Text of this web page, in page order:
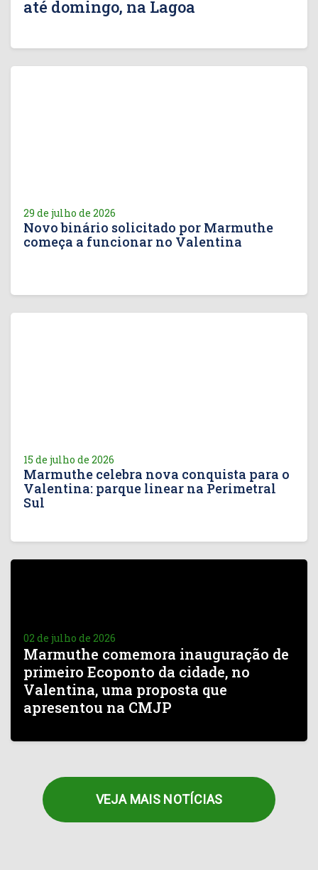
até domingo, na Lagoa
29 de julho de 2026
Novo binário solicitado por Marmuthe
começa a funcionar no Valentina
15 de julho de 2026
Marmuthe celebra nova conquista para o
Valentina: parque linear na Perimetral
Sul
02 de julho de 2026
Marmuthe comemora inauguração de
primeiro Ecoponto da cidade, no
Valentina, uma proposta que
apresentou na CMJP
VEJA MAIS NOTÍCIAS